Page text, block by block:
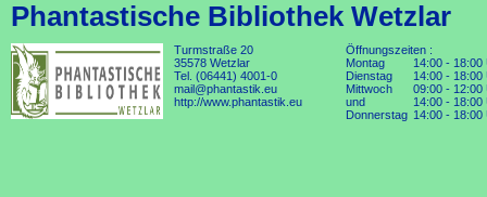
Phantastische Bibliothek Wetzlar
Turmstraße 20
35578 Wetzlar
Tel. (06441) 4001-0
mail@phantastik.eu
http://www.phantastik.eu
Öffnungszeiten :
Montag
14:00 - 18:00
Dienstag
14:00 - 18:00
Mittwoch
09:00 - 12:00
und
14:00 - 18:00
Donnerstag 14:00 - 18:00